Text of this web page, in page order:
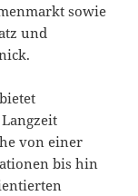
sowie
und
von einer
bis hin